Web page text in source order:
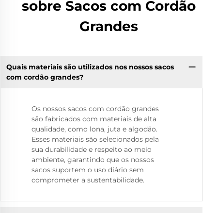
sobre Sacos com Cordão
Grandes
Quais materiais são utilizados nos nossos sacos
com cordão grandes?
Os nossos sacos com cordão grandes
são fabricados com materiais de alta
qualidade, como lona, juta e algodão.
Esses materiais são selecionados pela
sua durabilidade e respeito ao meio
ambiente, garantindo que os nossos
sacos suportem o uso diário sem
comprometer a sustentabilidade.